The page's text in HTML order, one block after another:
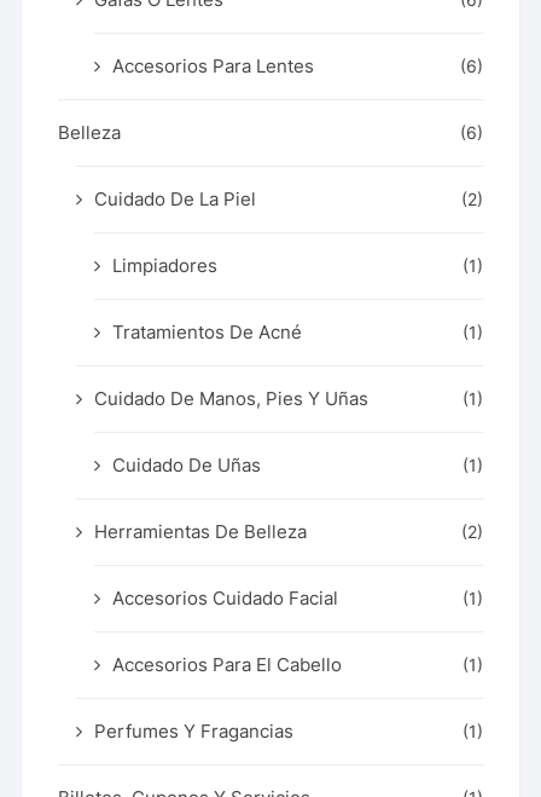
Accesorios Para Lentes (6)
Belleza (6)
Cuidado De La Piel (2)
Limpiadores (1)
Tratamientos De Acné (1)
Cuidado De Manos, Pies Y Uñas (1)
Cuidado De Uñas (1)
Herramientas De Belleza (2)
Accesorios Cuidado Facial (1)
Accesorios Para El Cabello (1)
Perfumes Y Fragancias (1)